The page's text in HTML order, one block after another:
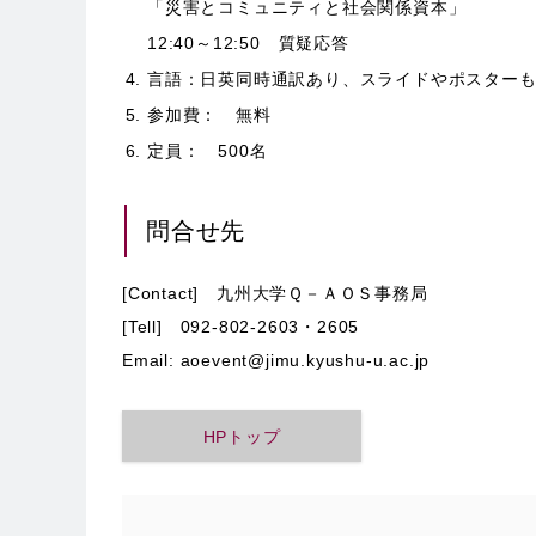
「災害とコミュニティと社会関係資本」
12:40～12:50 質疑応答
言語：日英同時通訳あり、スライドやポスター
参加費： 無料
定員： 500名
問合せ先
[Contact] 九州大学Ｑ－ＡＯＳ事務局
[Tell] 092-802-2603・2605
Email: aoevent@jimu.kyushu-u.ac.jp
HPトップ